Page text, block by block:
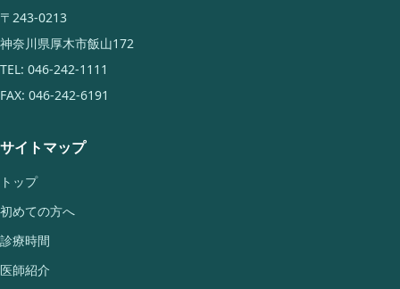
〒243-0213
神奈川県厚木市飯山172
TEL: 046-242-1111
FAX: 046-242-6191
サイトマップ
トップ
初めての方へ
診療時間
医師紹介